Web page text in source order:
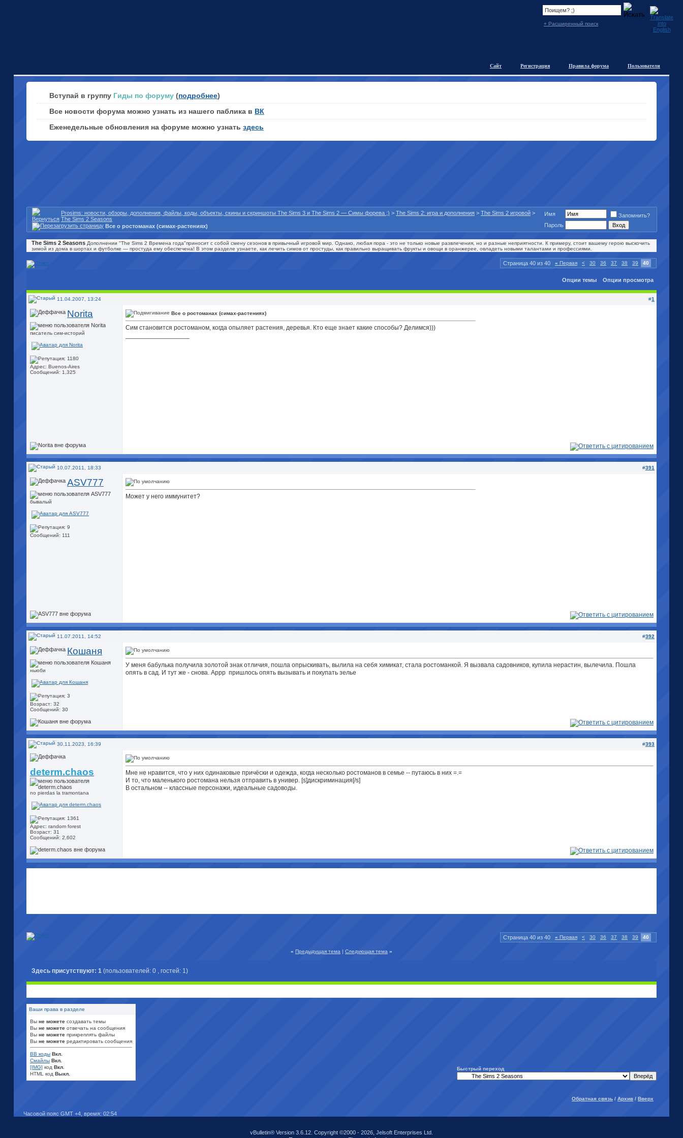
+ Расширенный поиск
Пользователи
Правила форума
Регистрация
Сайт
Вступай в группу Гиды по форуму (подробнее)
Все новости форума можно узнать из нашего паблика в ВК
Еженедельные обновления на форуме можно узнать здесь
Prosims: новости, обзоры, дополнения, файлы, коды, объекты, скины и скриншоты The Sims 3 и The Sims 2 — Симы форева ;) > The Sims 2: игра и дополнения > The Sims 2 игровой >
The Sims 2 Seasons
Все о ростоманах (симах-растениях)
Имя
Запомнить?
Пароль
The Sims 2 Seasons Дополнении "The Sims 2 Времена года"приносит с собой смену сезонов в привычный игровой мир. Однако, любая пора - это не только новые развлечения, но и разные неприятности. К примеру, стоит вашему герою выскочить
зимой из дома в шортах и футболке — простуда ему обеспечена! В этом разделе узнаете, как лечить симов от простуды, как правильно выращивать фрукты и овощи в оранжерее, овладеть новыми талантами и профессиями.
Страница 40 из 40 « Первая < 30 36 37 38 39 40
Опции темы Опции просмотра
11.04.2007, 13:24 #1
Norita
писатель сим-историй
Адрес: Buenos-Aires
Сообщений: 1,325
Все о ростоманах (симах-растениях)
Сим становится ростоманом, когда опыляет растения, деревья. Кто еще знает какие способы? Делимся)))
10.07.2011, 18:33 #391
ASV777
бывалый
Сообщений: 111
Может у него иммунитет?
11.07.2011, 14:52 #392
Кошаня
ньюби
Возраст: 32
Сообщений: 30
У меня бабулька получила золотой знак отличия, пошла опрыскивать, вылила на себя химикат, стала ростоманкой. Я вызвала садовников, купила нерастин, вылечила. Пошла
опять в сад. И тут же - снова. Аррр пришлось опять вызывать и покупать зелье
30.11.2023, 16:39 #393
determ.chaos
no pierdas la tramontana
Адрес: random forest
Возраст: 31
Сообщений: 2,602
Мне не нравится, что у них одинаковые причёски и одежда, когда несколько ростоманов в семье -- путаюсь в них =.=
И то, что маленького ростомана нельзя отправить в универ. [s]дискриминация[/s]
В остальном -- классные персонажи, идеальные садоводы.
Страница 40 из 40 « Первая < 30 36 37 38 39 40
« Предыдущая тема | Следующая тема »
Здесь присутствуют: 1 (пользователей: 0 , гостей: 1)
Ваши права в разделе
Вы не можете создавать темы
Вы не можете отвечать на сообщения
Вы не можете прикреплять файлы
Вы не можете редактировать сообщения
BB коды Вкл.
Смайлы Вкл.
[IMG] код Вкл.
HTML код Выкл.
Быстрый переход
Обратная связь / Архив / Вверх
Часовой пояс GMT +4, время: 02:54
vBulletin® Version 3.6.12. Copyright ©2000 - 2026, Jelsoft Enterprises Ltd.